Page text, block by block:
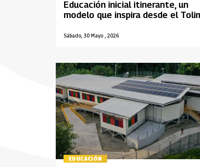
Sábado, 30 Mayo , 2026
Educación inicial itinerante, un
modelo que inspira desde el
EDUCACIÓN